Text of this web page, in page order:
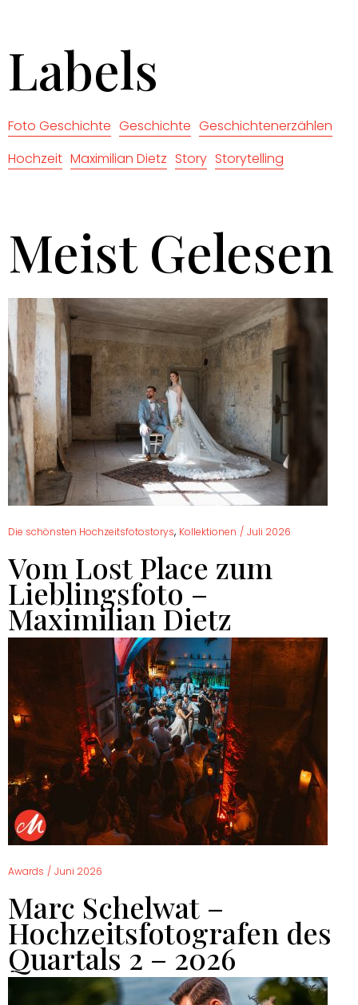
Labels
Foto Geschichte Geschichte Geschichtenerzählen
Hochzeit Maximilian Dietz Story Storytelling
Meist Gelesen
Die schönsten Hochzeitsfotostorys, Kollektionen / Juli 2026
Vom Lost Place zum
Lieblingsfoto –
Maximilian Dietz
Awards / Juni 2026
Marc Schelwat –
Hochzeitsfotografen des
Quartals 2 – 2026